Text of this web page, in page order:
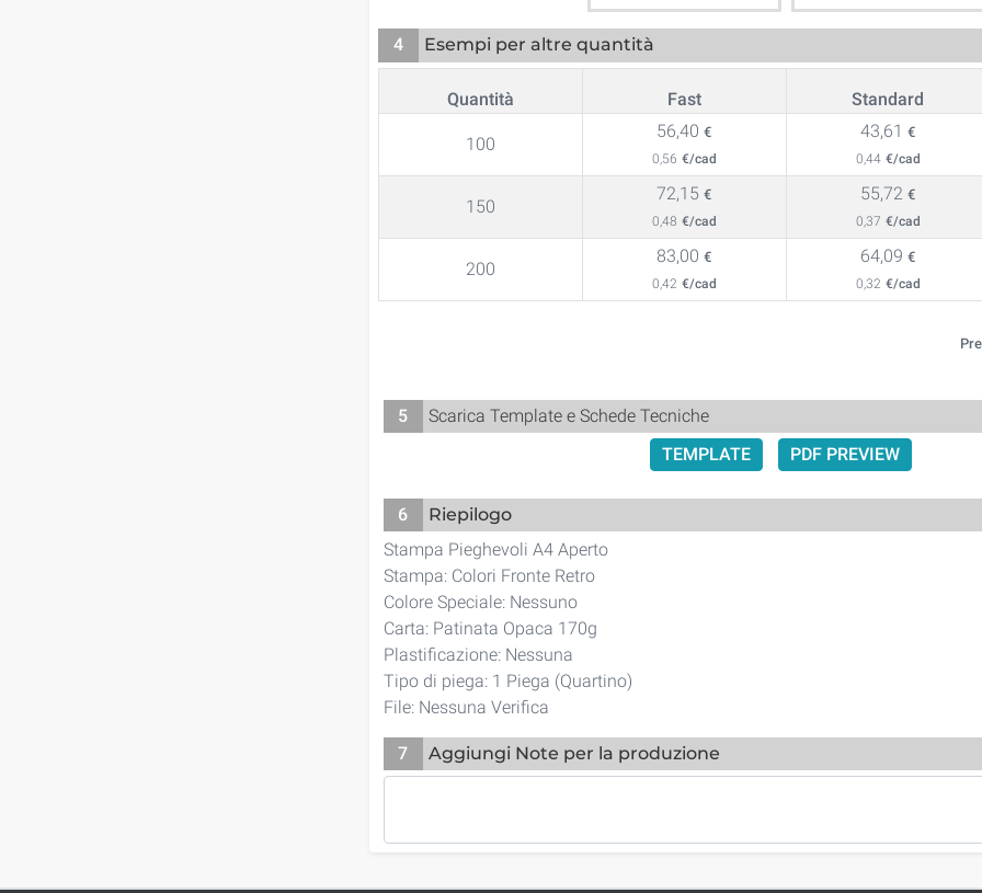
4 Esempi per altre quantità
Quantità Fast Standard
100
56,40 €
0,56 €/cad
43,61 €
0,44 €/cad
150
72,15 €
0,48 €/cad
55,72 €
0,37 €/cad
200
83,00 €
0,42 €/cad
64,09 €
0,32 €/cad
5
Scarica Template e Schede Tecniche
TEMPLATE
PDF PREVIEW
6
Riepilogo
Stampa Pieghevoli A4 Aperto
Stampa: Colori Fronte Retro
Colore Speciale: Nessuno
Carta: Patinata Opaca 170g
Plastificazione: Nessuna
Tipo di piega: 1 Piega (Quartino)
File: Nessuna Verifica
7 Aggiungi Note per la produzione